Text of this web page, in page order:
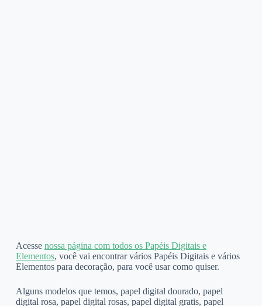
Acesse nossa página com todos os Papéis Digitais e
Elementos, você vai encontrar vários Papéis Digitais e vários
Elementos para decoração, para você usar como quiser.
Alguns modelos que temos, papel digital dourado, papel
digital rosa, papel digital rosas, papel digital gratis, papel